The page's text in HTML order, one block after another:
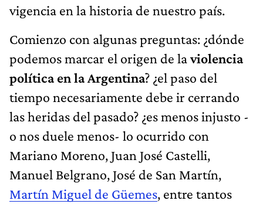
vigencia en la historia de nuestro país.
Comienzo con algunas preguntas: ¿dónde
podemos marcar el origen de laviolencia
política en la Argentina? ¿el paso del
tiempo necesariamente debe ir cerrando
las heridas del pasado? ¿es menos injusto -
o nos duele menos- lo ocurrido con
Mariano Moreno, Juan José Castelli,
Manuel Belgrano, José de San Martín,
Martín Miguel de Güemes, entre tantos